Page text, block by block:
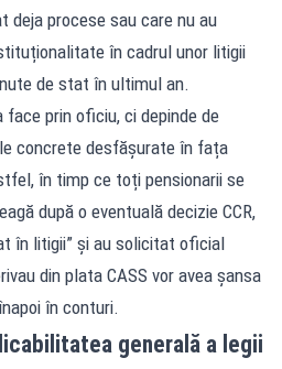
deja procese sau care nu au
în cadrul unor litigii
de stat în ultimul an.
face prin oficiu, ci depinde de
concrete desfășurate în fața
în timp ce toți pensionarii se
după o eventuală decizie CCR,
în litigii” și au solicitat oficial
din plata CASS vor avea șansa
în conturi.
generală a legii